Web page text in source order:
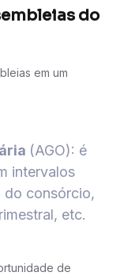
do
em um
(AGO): é
intervalos
do consórcio,
etc.
de